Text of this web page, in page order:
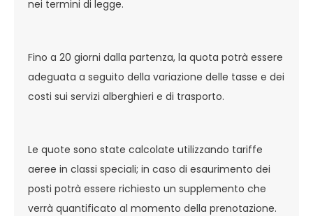
nei termini di legge.
Fino a 20 giorni dalla partenza, la quota potrà essere
adeguata a seguito della variazione delle tasse e dei
costi sui servizi alberghieri e di trasporto.
Le quote sono state calcolate utilizzando tariffe
aeree in classi speciali; in caso di esaurimento dei
posti potrà essere richiesto un supplemento che
verrà quantificato al momento della prenotazione.